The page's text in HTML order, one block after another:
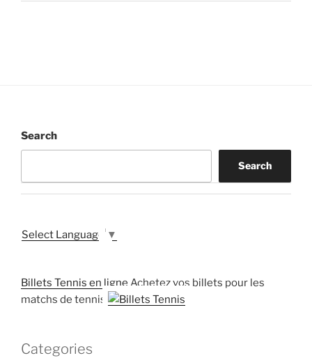
Search
Search
Select Language ▼
Billets Tennis en ligne Achetez vos billets pour les
matchs de tennis
Categories